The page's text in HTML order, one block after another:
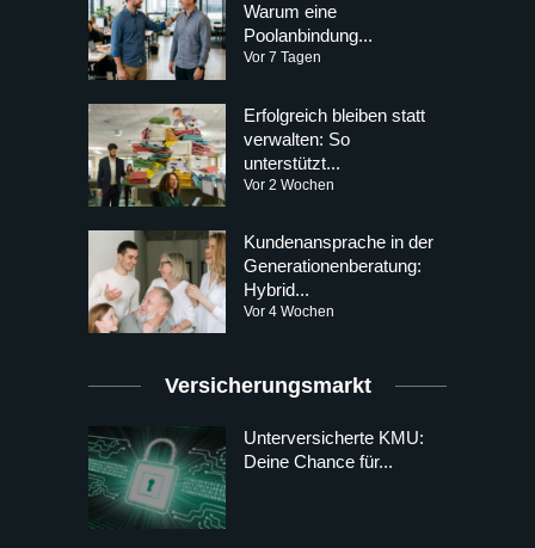
Warum eine
Poolanbindung...
Vor 7 Tagen
Erfolgreich bleiben statt
verwalten: So
unterstützt...
Vor 2 Wochen
Kundenansprache in der
Generationenberatung:
Hybrid...
Vor 4 Wochen
Versicherungsmarkt
Unterversicherte KMU:
Deine Chance für...